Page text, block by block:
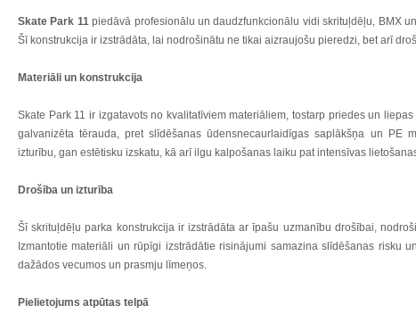
Skate Park 11piedāvā profesionālu un daudzfunkcionālu vidi skrituļdēļu, BMX
Šī konstrukcija ir izstrādāta, lai nodrošinātu ne tikai aizraujošu pieredzi, bet arī
Materiāli un konstrukcija
Skate Park 11 ir izgatavots no kvalitatīviem materiāliem, tostarp priedes un
galvanizēta tērauda, pret slīdēšanas ūdensnecaurlaidīgas saplākšņa un PE
izturību, gan estētisku izskatu, kā arī ilgu kalpošanas laiku pat intensīvas
Drošība un izturība
Šī skrituļdēļu parka konstrukcija ir izstrādāta ar īpašu uzmanību drošībai,
Izmantotie materiāli un rūpīgi izstrādātie risinājumi samazina slīdēšanas risku
dažādos vecumos un prasmju līmeņos.
Pielietojums atpūtas telpā